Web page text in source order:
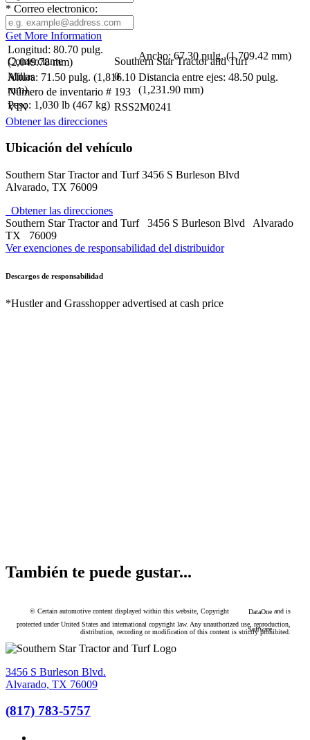
Dimensiones
Longitud: 80.70 pulg.
(2,049.78 mm)
Ancho: 67.30 pulg. (1,709.42 mm)
Altura: 71.50 pulg. (1,816.10
mm)
Distancia entre ejes: 48.50 pulg.
(1,231.90 mm)
Peso: 1,030 lb (467 kg)
* Correo electronico:
Get More Information
Comerciante
Southern Star Tractor and Turf
Millas
0
Número de inventario # 193
VIN
RSS2M0241
Obtener las direcciones
Ubicación del vehículo
Southern Star Tractor and Turf 3456 S Burleson Blvd
Alvarado, TX 76009
Obtener las direcciones
Southern Star Tractor and Turf
3456 S Burleson Blvd
Alvarado
TX
76009
Ver exenciones de responsabilidad del distribuidor
Descargos de responsabilidad
*Hustler and Grasshopper advertised at cash price
También te puede gustar...
© Certain automotive content displayed within this website, Copyright DataOne
Software
and is
protected under United States and international copyright law. Any unauthorized use, reproduction,
distribution, recording or modification of this content is strictly prohibited.
3456 S Burleson Blvd.
Alvarado, TX 76009
(817) 783-5757